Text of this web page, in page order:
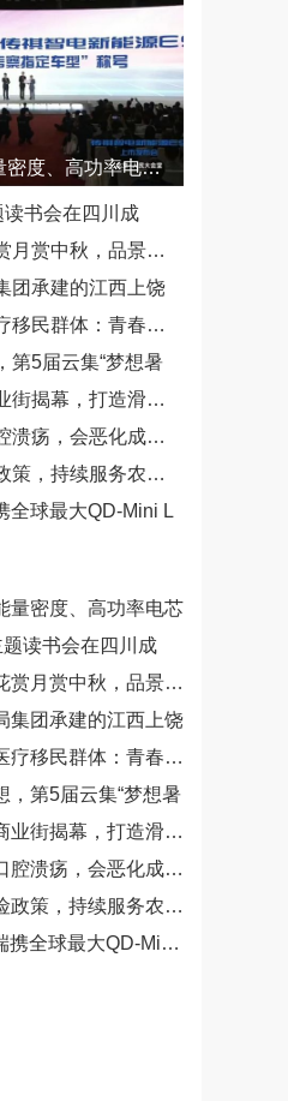
正力新能高能量密度、高功率电芯独家配套广汽传祺E9
读书会在四川成
赏中秋，品景品情
团承建的江西上饶
民群体：青春恰似
第5届云集“梦想暑
揭幕，打造滑雪休
疡，会恶化成癌？
，持续服务农户农
全球最大QD-Mini L
量密度、高功率电芯
题读书会在四川成
央视秋晚赏花赏月赏中秋，品景品情
集团承建的江西上饶
大学生走进医疗移民群体：青春恰似
，第5届云集“梦想暑
际华园荷原商业街揭幕，打造滑雪休
哪些情况的口腔溃疡，会恶化成癌？
积极宣传农险政策，持续服务农户农
TCL智能终端携全球最大QD-Mini L